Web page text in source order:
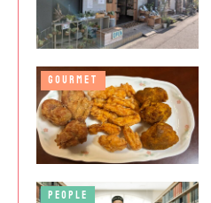
GOURMET
PEOPLE